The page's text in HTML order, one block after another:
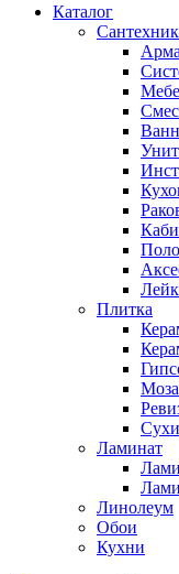
Каталог
Плитка
Ламинат
Линолеум
Обои
Кухни